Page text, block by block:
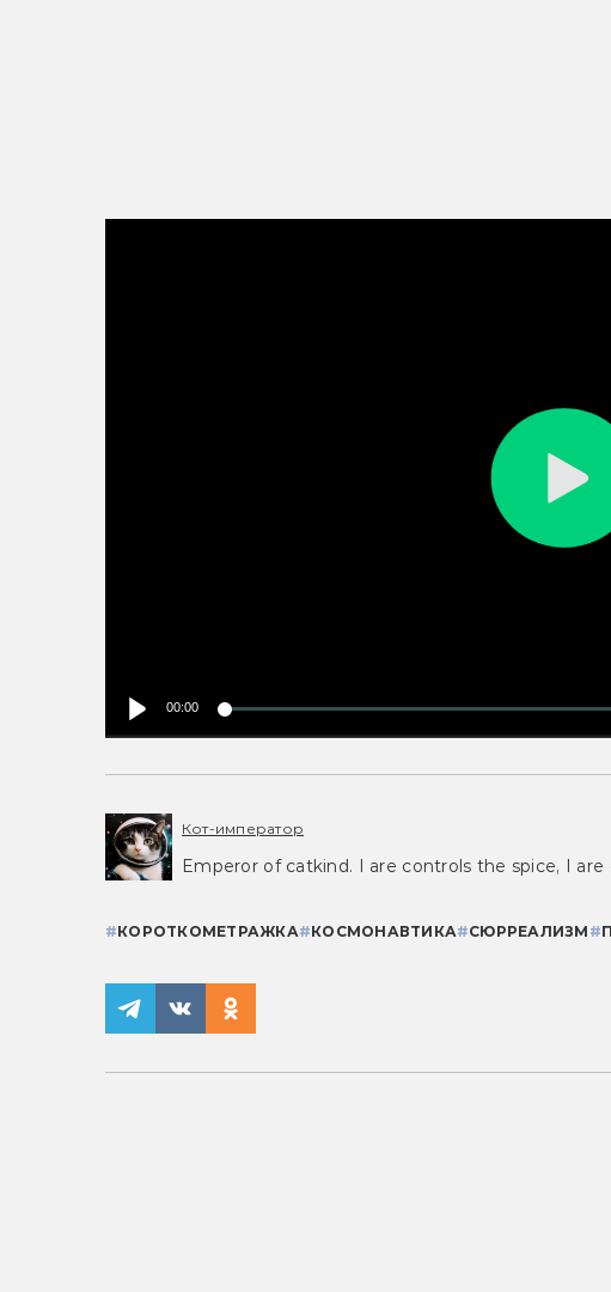
00:00
Кот-император
Emperor of catkind. I are controls the spice, I
#КОРОТКОМЕТРАЖКА#КОСМОНАВТИКА#СЮРРЕАЛИЗМ #